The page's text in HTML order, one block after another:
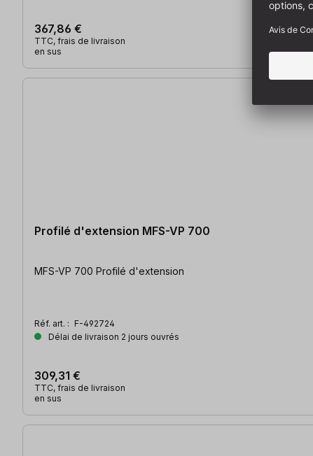
367,86 €
TTC, frais de livraison
en sus
Profilé d'extension MFS-VP 700
MFS-VP 700 Profilé d'extension
Réf. art. : F-492724
Délai de livraison 2 jours ouvrés
309,31 €
TTC, frais de livraison
en sus